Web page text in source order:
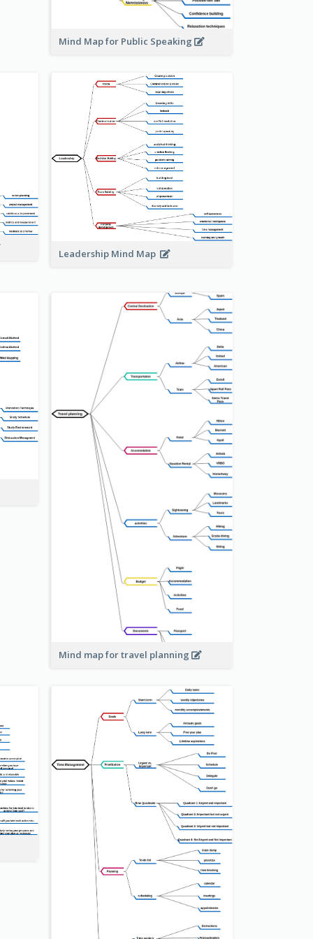
Mind Map for Public Speaking
Leadership Mind Map
Mind map for travel planning